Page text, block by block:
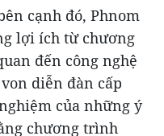
cạnh đó, Phnom
lợi ích từ chương
đến công nghệ
diễn đàn cấp
của những ý
chương trình